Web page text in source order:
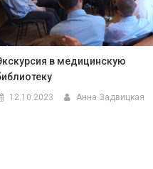
в медицинскую
12.10.2023 Анна Задвицкая